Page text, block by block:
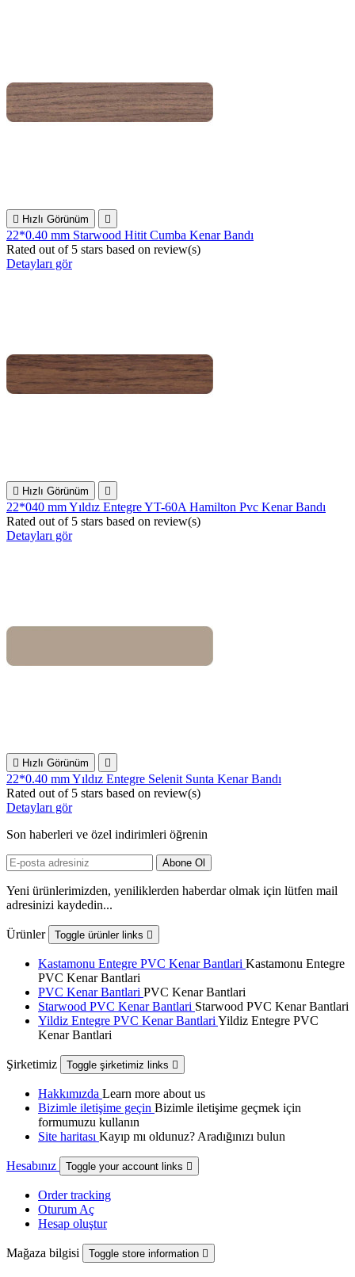
 Hızlı Görünüm 
22*0.40 mm Starwood Hitit Cumba Kenar Bandı
Rated out of 5 stars based on review(s)
Detayları gör
 Hızlı Görünüm 
22*040 mm Yıldız Entegre YT-60A Hamilton Pvc Kenar Bandı
Rated out of 5 stars based on review(s)
Detayları gör
 Hızlı Görünüm 
22*0.40 mm Yıldız Entegre Selenit Sunta Kenar Bandı
Rated out of 5 stars based on review(s)
Detayları gör
Son haberleri ve özel indirimleri öğrenin
Yeni ürünlerimizden, yeniliklerden haberdar olmak için lütfen mail
adresinizi kaydedin...
Ürünler Toggle ürünler links 
Kastamonu Entegre PVC Kenar Bantlari Kastamonu Entegre
PVC Kenar Bantlari
PVC Kenar Bantlari PVC Kenar Bantlari
Starwood PVC Kenar Bantlari Starwood PVC Kenar Bantlari
Yildiz Entegre PVC Kenar Bantlari Yildiz Entegre PVC
Kenar Bantlari
Şirketimiz Toggle şirketimiz links 
Hakkımızda Learn more about us
Bizimle iletişime geçin Bizimle iletişime geçmek için
formumuzu kullanın
Site haritası Kayıp mı oldunuz? Aradığınızı bulun
Hesabınız Toggle your account links 
Order tracking
Oturum Aç
Hesap oluştur
Mağaza bilgisi Toggle store information 